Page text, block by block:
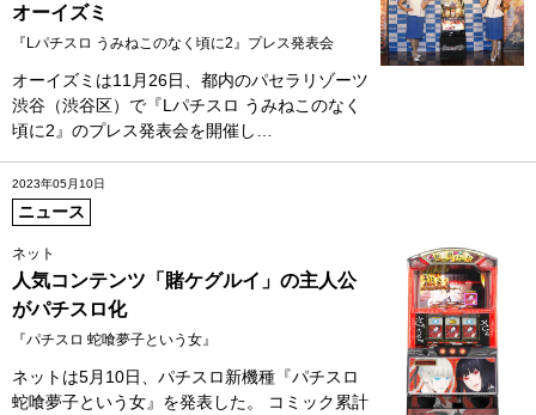
オーイズミ
『Lパチスロ うみねこのなく頃に2』プレス発表会
オーイズミは11月26日、都内のパセラリゾーツ
渋谷（渋谷区）で『Lパチスロ うみねこのなく
頃に2』のプレス発表会を開催し…
2023年05月10日
ニュース
ネット
人気コンテンツ「賭ケグルイ」の主人公
がパチスロ化
『パチスロ 蛇喰夢子という女』
ネットは5月10日、パチスロ新機種『パチスロ
蛇喰夢子という女』を発表した。 コミック累計